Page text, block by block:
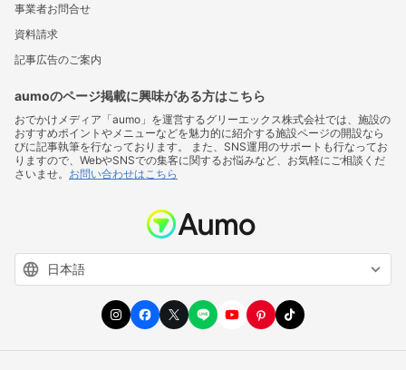
事業者お問合せ
資料請求
記事広告のご案内
aumoのページ掲載に興味がある方はこちら
おでかけメディア「aumo」を運営するグリーエックス株式会社では、施設の
おすすめポイントやメニューなどを魅力的に紹介する施設ページの開設なら
びに記事執筆を行なっております。 また、SNS運用のサポートも行なってお
りますので、WebやSNSでの集客に関するお悩みなど、お気軽にご相談くだ
さいませ。 お問い合わせはこちら